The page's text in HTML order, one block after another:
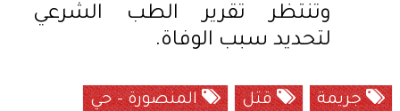
وتنتظر تقرير الطب الشرعي
لتحديد سبب الوفاة.
جريمة قتل
المنصورة – حي